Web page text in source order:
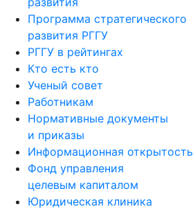
Программа стратегического
развития РГГУ
РГГУ в рейтингах
Кто есть кто
Ученый совет
Работникам
Нормативные документы
и приказы
Информационная открытость
Фонд управления
целевым капиталом
Юридическая клиника